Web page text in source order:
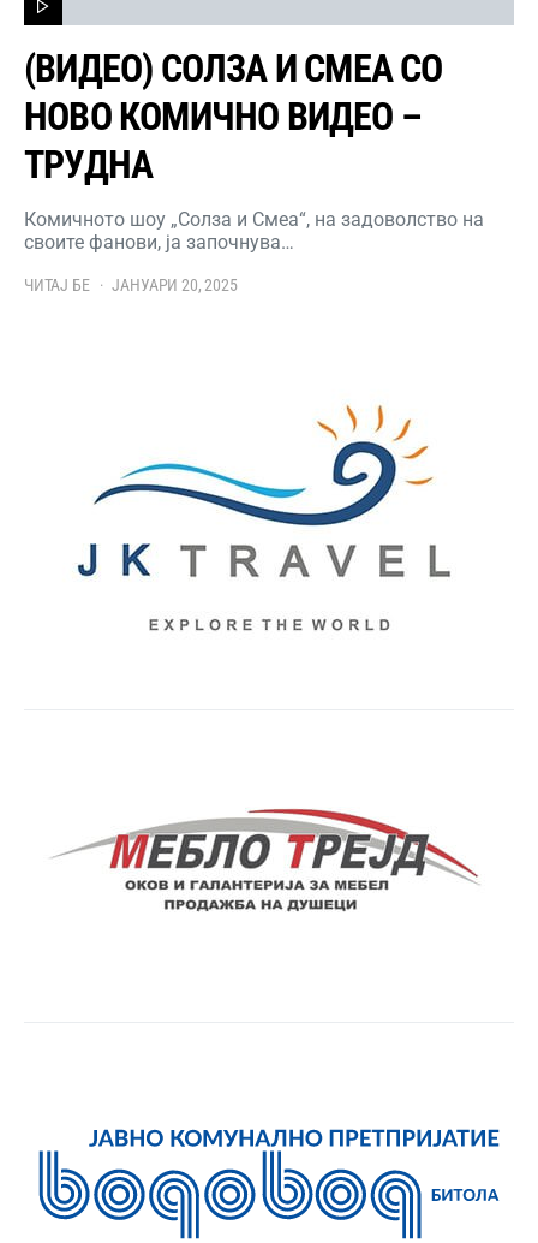
(ВИДЕО) СОЛЗА И СМЕА СО
НОВО КОМИЧНО ВИДЕО –
ТРУДНА
Комичното шоу „Солза и Смеа“, на задоволство на
своите фанови, ја започнува…
ЧИТАЈ БЕ ЈАНУАРИ 20, 2025